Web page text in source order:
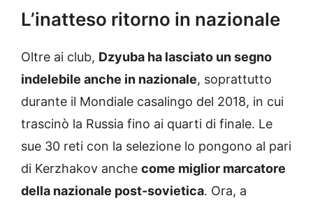
L’inatteso ritorno in nazionale
Oltre ai club, Dzyuba ha lasciato un segno
indelebile anche in nazionale, soprattutto
durante il Mondiale casalingo del 2018, in cui
trascinò la Russia fino ai quarti di finale. Le
sue 30 reti con la selezione lo pongono al pari
di Kerzhakov anche come miglior marcatore
della nazionale post-sovietica. Ora, a